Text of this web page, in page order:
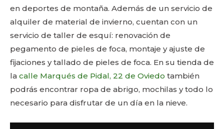
en deportes de montaña. Además de un servicio de
alquiler de material de invierno, cuentan con un
servicio de taller de esquí: renovación de
pegamento de pieles de foca, montaje y ajuste de
fijaciones y tallado de pieles de foca. En su tienda de
la calle Marqués de Pidal, 22 de Oviedo también
podrás encontrar ropa de abrigo, mochilas y todo lo
necesario para disfrutar de un día en la nieve.